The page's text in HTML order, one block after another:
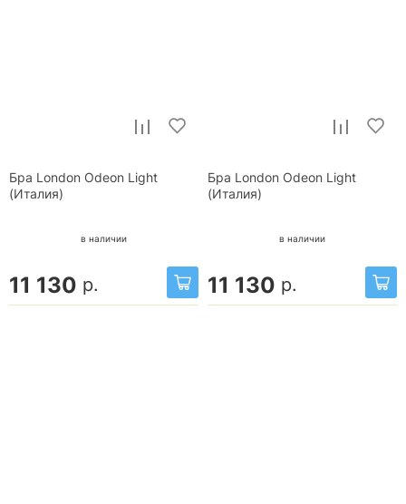
Бра London Odeon Light
(Италия)
в наличии
11 130 р.
Бра London Odeon Light
(Италия)
в наличии
11 130 р.